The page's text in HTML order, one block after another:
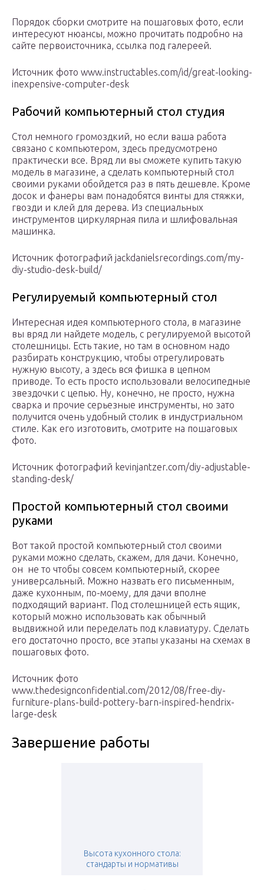
Порядок сборки смотрите на пошаговых фото, если
интересуют нюансы, можно прочитать подробно на
сайте первоисточника, ссылка под галереей.
Источник фото www.instructables.com/id/great-looking-
inexpensive-computer-desk
Рабочий компьютерный стол студия
Стол немного громоздкий, но если ваша работа
связано с компьютером, здесь предусмотрено
практически все. Вряд ли вы сможете купить такую
модель в магазине, а сделать компьютерный стол
своими руками обойдется раз в пять дешевле. Кроме
досок и фанеры вам понадобятся винты для стяжки,
гвозди и клей для дерева. Из специальных
инструментов циркулярная пила и шлифовальная
машинка.
Источник фотографий jackdanielsrecordings.com/my-
diy-studio-desk-build/
Регулируемый компьютерный стол
Интересная идея компьютерного стола, в магазине
вы вряд ли найдете модель, с регулируемой высотой
столешницы. Есть такие, но там в основном надо
разбирать конструкцию, чтобы отрегулировать
нужную высоту, а здесь вся фишка в цепном
приводе. То есть просто использовали велосипедные
звездочки с цепью. Ну, конечно, не просто, нужна
сварка и прочие серьезные инструменты, но зато
получится очень удобный столик в индустриальном
стиле. Как его изготовить, смотрите на пошаговых
фото.
Источник фотографий kevinjantzer.com/diy-adjustable-
standing-desk/
Простой компьютерный стол своими
руками
Вот такой простой компьютерный стол своими
руками можно сделать, скажем, для дачи. Конечно,
он не то чтобы совсем компьютерный, скорее
универсальный. Можно назвать его письменным,
даже кухонным, по-моему, для дачи вполне
подходящий вариант. Под столешницей есть ящик,
который можно использовать как обычный
выдвижной или переделать под клавиатуру. Сделать
его достаточно просто, все этапы указаны на схемах в
пошаговых фото.
Источник фото
www.thedesignconfidential.com/2012/08/free-diy-
furniture-plans-build-pottery-barn-inspired-hendrix-
large-desk
Завершение работы
Высота кухонного стола:
стандарты и нормативы